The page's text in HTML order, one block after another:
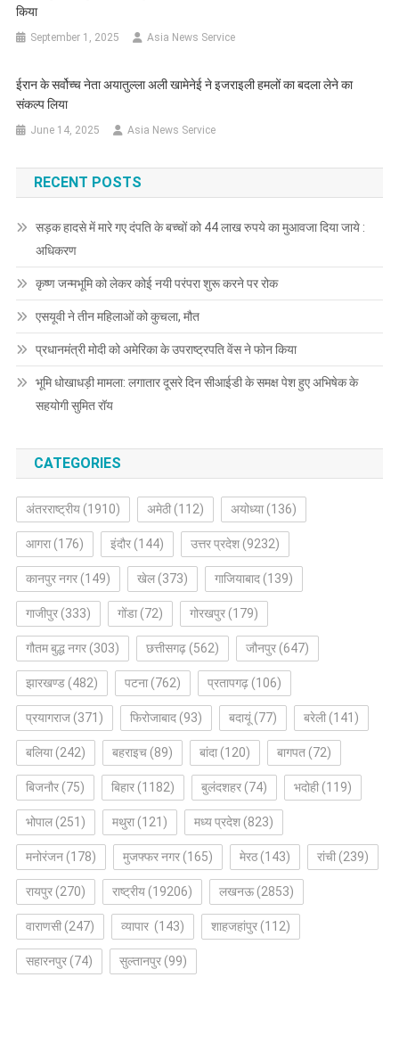
किया
September 1, 2025 Asia News Service
ईरान के सर्वोच्च नेता अयातुल्ला अली खामेनेई ने इजराइली हमलों का बदला लेने का
संकल्प लिया
June 14, 2025 Asia News Service
RECENT POSTS
सड़क हादसे में मारे गए दंपति के बच्चों को 44 लाख रुपये का मुआवजा दिया जाये :
अधिकरण
कृष्ण जन्मभूमि को लेकर कोई नयी परंपरा शुरू करने पर रोक
एसयूवी ने तीन महिलाओं को कुचला, मौत
प्रधानमंत्री मोदी को अमेरिका के उपराष्ट्रपति वेंस ने फोन किया
भूमि धोखाधड़ी मामला: लगातार दूसरे दिन सीआईडी के समक्ष पेश हुए अभिषेक के
सहयोगी सुमित रॉय
CATEGORIES
अंतरराष्ट्रीय(1910) अमेठी(112) अयोध्या(136)
आगरा(176) इंदौर(144) उत्तर प्रदेश(9232)
कानपुर नगर(149) खेल(373) गाजियाबाद(139)
गाजीपुर(333) गोंडा(72) गोरखपुर(179)
गौतम बुद्ध नगर(303) छत्तीसगढ़(562) जौनपुर(647)
झारखण्ड(482) पटना(762) प्रतापगढ़(106)
प्रयागराज(371) फिरोजाबाद(93) बदायूं(77) बरेली(141)
बलिया(242) बहराइच(89) बांदा(120) बागपत(72)
बिजनौर(75) बिहार(1182) बुलंदशहर(74) भदोही(119)
भोपाल(251) मथुरा(121) मध्य प्रदेश(823)
मनोरंजन(178) मुजफ्फर नगर(165) मेरठ(143) रांची(239)
रायपुर(270) राष्ट्रीय(19206) लखनऊ(2853)
वाराणसी(247) व्यापार (143) शाहजहांपुर(112)
सहारनपुर(74) सुल्तानपुर(99)